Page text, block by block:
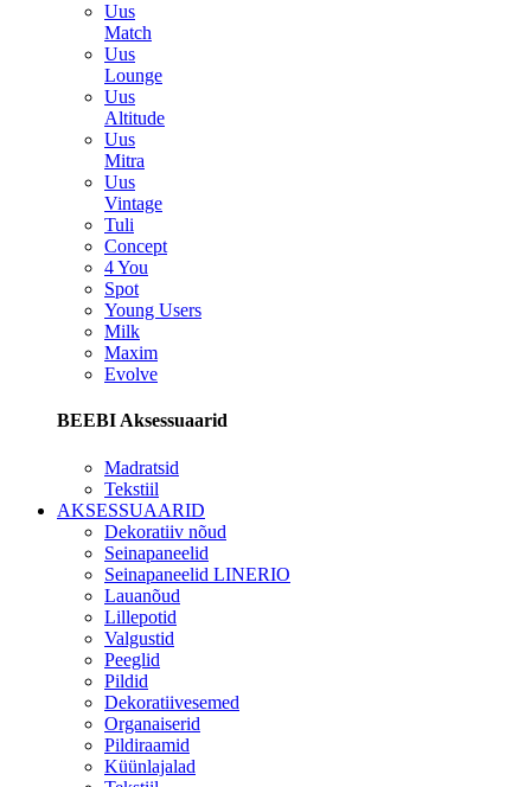
Uus
Match
Uus
Lounge
Uus
Altitude
Uus
Mitra
Uus
Vintage
Tuli
Concept
4 You
Spot
Young Users
Milk
Maxim
Evolve
BEEBI Aksessuaarid
Madratsid
Tekstiil
AKSESSUAARID
Dekoratiiv nõud
Seinapaneelid
Seinapaneelid LINERIO
Lauanõud
Lillepotid
Valgustid
Peeglid
Pildid
Dekoratiivesemed
Organaiserid
Pildiraamid
Küünlajalad